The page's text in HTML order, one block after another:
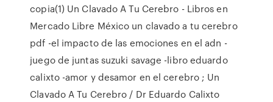
copia(1) Un Clavado A Tu Cerebro - Libros en
Mercado Libre México un clavado a tu cerebro
pdf -el impacto de las emociones en el adn -
juego de juntas suzuki savage -libro eduardo
calixto -amor y desamor en el cerebro ; Un
Clavado A Tu Cerebro / Dr Eduardo Calixto